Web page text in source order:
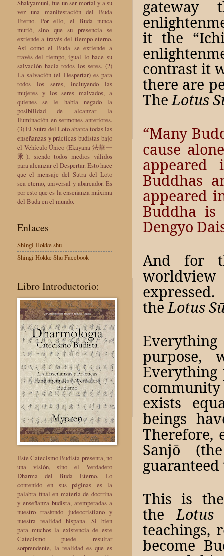
gateway
it the
contrast it
there are
TheLotus
“Many
cause
Buddhas
appeared
Buddha is
Dengyo
And for
theLotus
purpose,
exists
beings
Therefore,
Sanjō
This is
theLotus
teachings,
become
Shakyamuni, fue un ser mortal y a su
vez una manifestación del Buda
Eterno. Por ello, el Buda nunca
murió, sino que su presencia se
extiende a través del tiempo eterno.
Así como el Buda se extiende a
través del tiempo, igual lo hace su
salvación hacia todos los seres. (2)
La salvación (el Despertar) es para
todos los seres, incluyendo las
mujeres y los seres malvados, a
quienes se le había negado la
posibilidad de alcanzar la
Iluminación en sermones anteriores.
(3) El Sutra del Loto abarca todas las
enseñanzas y prácticas budistas bajo
el Vehículo Único (Ekayana 法華一
乘), siendo todos medios válidos
para alcanzar el Despertar. Esto hace
que el mensaje del Sutra del Loto
sea eterno, universal y abarcador. Es
por esto que es la enseñanza máxima
del Buda en el mundo.
Enlaces
Shingi Hokke shu
Shingi Hokke Shu Facebook
Libro Introductorio:
Este Catecismo Budista presenta, no
una visión, sino el Verdadero
Dharma del Buda Eterno. Lo
contenido en sus páginas es la
palabra final en materia de doctrina
y enseñanza budista, atemperadas a
nuestro trasfondo judeocristiano y
nuestra realidad hispana. Si bien
para muchos la existencia de este
Catecismo puede resultar
sorprendente, la realidad es que es